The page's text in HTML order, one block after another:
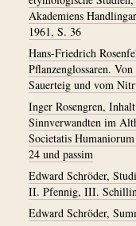
Akademiens
1961, S. 36
Hans-Friedrich
Pflanzenglossaren.
Sauerteig und vom
Inger Rosengren,
Sinnverwandten im
Societatis
24 und passim
Edward Schröder,
II. Pfennig, III.
Edward Schröder,